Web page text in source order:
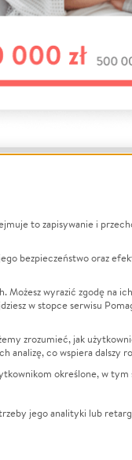
Zbieraj na
Leczenie
Zwierzęta
Pożar
Sport
Pomoc Finansowa
Pogrzeb
to zapisywanie i
bezpieczeństwo oraz
wyrazić zgodę na
w stopce serwisu
zrozumieć, jak
analizę, co wspiera dalszy
określone, w
jego analityki lub